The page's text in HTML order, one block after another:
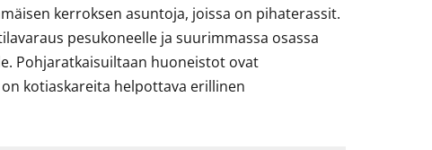
kerroksen asuntoja, joissa on pihaterassit.
pesukoneelle ja suurimmassa osassa
Pohjaratkaisuiltaan huoneistot ovat
kotiaskareita helpottava erillinen